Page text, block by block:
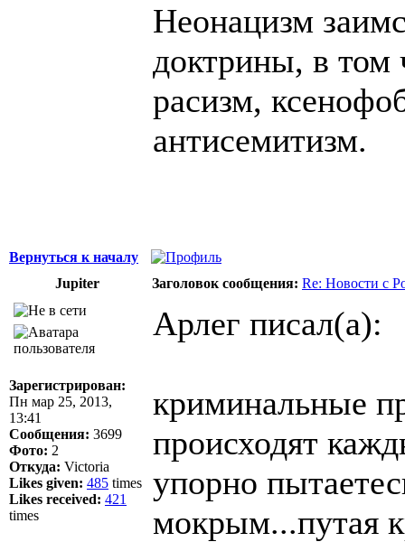
Неонацизм
доктрины, в
расизм,
антисемитизм.
Вернуться к началу
Jupiter
Заголовок сообщения: Re: Новости с
Зарегистрирован:
Пн мар 25, 2013,
13:41
Сообщения: 3699
Фото: 2
Откуда: Victoria
Likes given: 485 times
Likes received: 421
times
Арлег писал(а):
криминальные
происходят
упорно
мокрым...путая